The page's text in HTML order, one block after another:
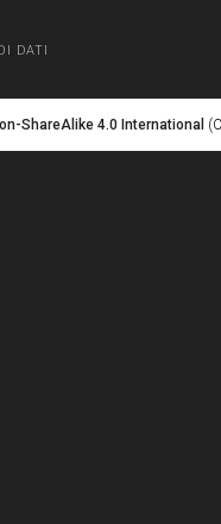
DATI
ShareAlike 4.0 International